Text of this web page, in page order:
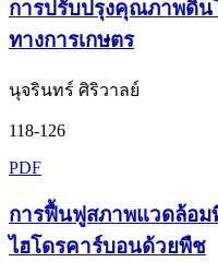
การปรับปรุงคุณภาพดิน
ทางการเกษตร
นุจรินทร์ ศิริวาลย์
118-126
PDF
การฟื้นฟูสภาพแวดล้อม
ไฮโดรคาร์บอนด้วยพืช